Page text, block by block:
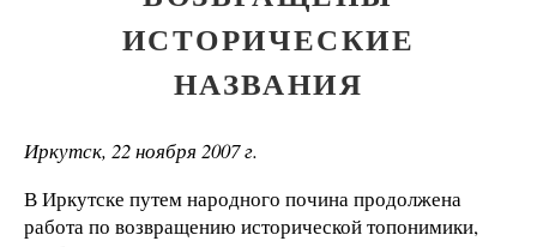
ИСТОРИЧЕСКИЕ
НАЗВАНИЯ
Иркутск, 22 ноября 2007 г.
В Иркутске путем народного почина продолжена
работа по возвращению исторической топонимики,